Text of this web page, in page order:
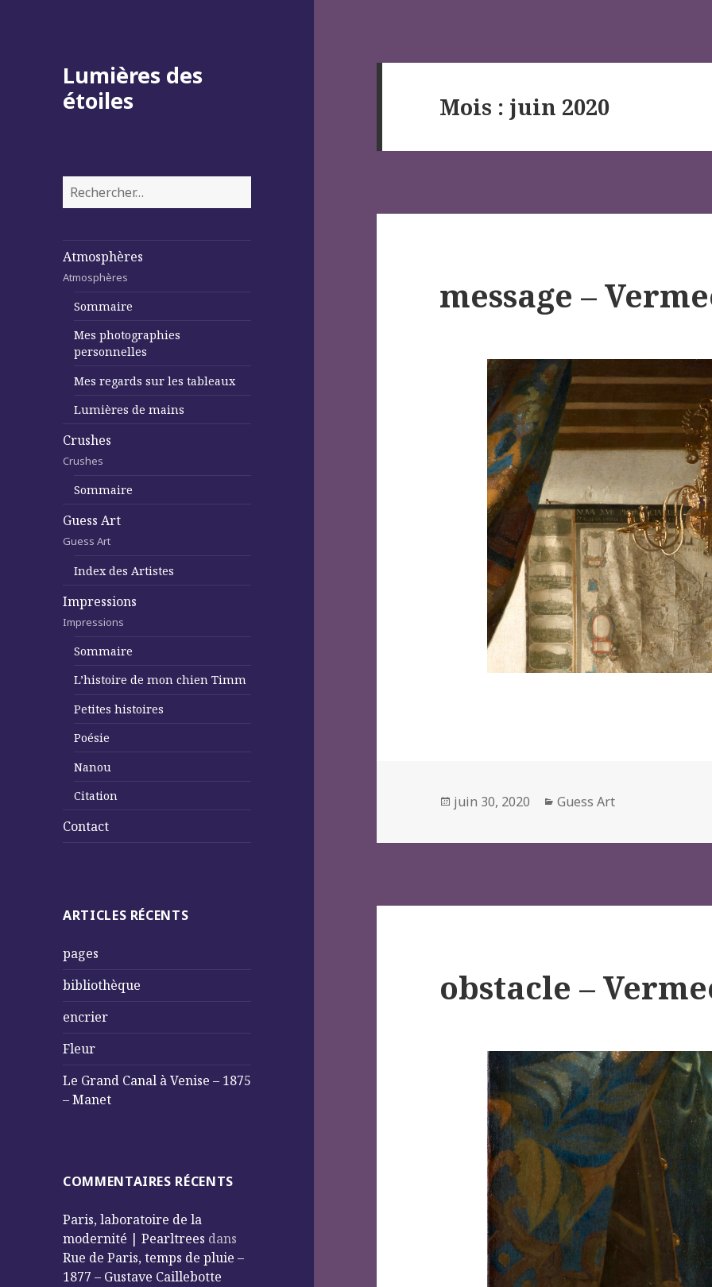
Lumières des
étoiles
Rechercher :
Atmosphères
Atmosphères
Sommaire
Mes photographies
personnelles
Mes regards sur les tableaux
Lumières de mains
Crushes
Crushes
Sommaire
Guess Art
Guess Art
Index des Artistes
Impressions
Impressions
Sommaire
L’histoire de mon chien Timm
Petites histoires
Poésie
Nanou
Citation
Contact
ARTICLES RÉCENTS
pages
bibliothèque
encrier
Fleur
Le Grand Canal à Venise – 1875
– Manet
COMMENTAIRES RÉCENTS
Paris, laboratoire de la
modernité | Pearltrees dans
Rue de Paris, temps de pluie –
1877 – Gustave Caillebotte
Mois : juin 2020
message –
Posted
juin 30, 2020 Categories
Guess Art
obstacle –